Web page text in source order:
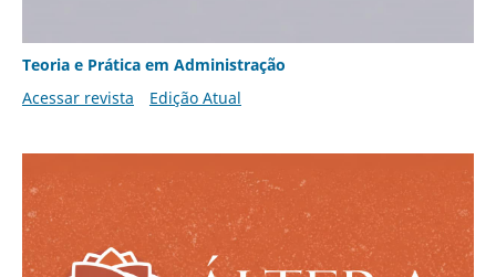
Teoria e Prática em Administração
Acessar revista
Edição Atual